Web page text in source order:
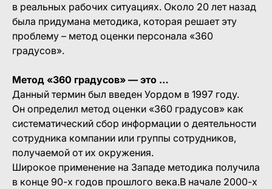
в реальных рабочих ситуациях. Около 20 лет назад
была придумана методика, которая решает эту
проблему – метод оценки персонала «360
градусов».
Метод «360 градусов» — это …
Данный термин был введен Уордом в 1997 году.
Он определил метод оценки «360 градусов» как
систематический сбор информации о деятельности
сотрудника компании или группы сотрудников,
получаемой от их окружения.
Широкое применение на Западе методика получила
в конце 90-х годов прошлого века.В начале 2000-х